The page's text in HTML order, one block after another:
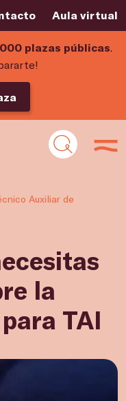
Aula virtual
plazas públicas.
Auxiliar de
la
TAI